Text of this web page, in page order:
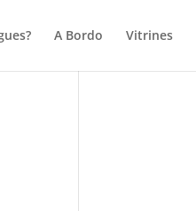
A Bordo Vitrines